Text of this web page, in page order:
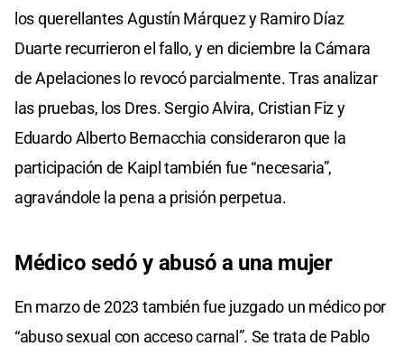
los querellantes Agustín Márquez y Ramiro Díaz
Duarte recurrieron el fallo, y en diciembre la Cámara
de Apelaciones lo revocó parcialmente. Tras analizar
las pruebas, los Dres. Sergio Alvira, Cristian Fiz y
Eduardo Alberto Bernacchia consideraron que la
participación de Kaipl también fue “necesaria”,
agravándole la pena a prisión perpetua.
Médico sedó y abusó a una mujer
En marzo de 2023 también fue juzgado un médico por
“abuso sexual con acceso carnal”. Se trata de Pablo